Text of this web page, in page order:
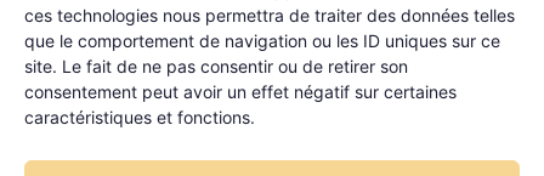
ces technologies nous permettra de traiter des données telles
que le comportement de navigation ou les ID uniques sur ce
site. Le fait de ne pas consentir ou de retirer son
consentement peut avoir un effet négatif sur certaines
caractéristiques et fonctions.
Mentions légales
Politique de confidentialité
Qui sommes-nous ?
Nos partenaires